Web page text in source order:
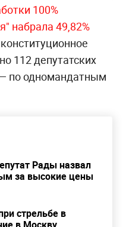
100%
набрала 49,82%
112 депутатских
по одномандатным
Рады назвал
за высокие цены
стрельбе в